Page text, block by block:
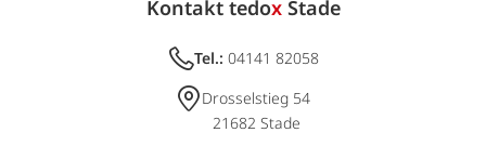
Kontakt tedoxStade
Tel.: 04141 82058
Drosselstieg 54
21682 Stade